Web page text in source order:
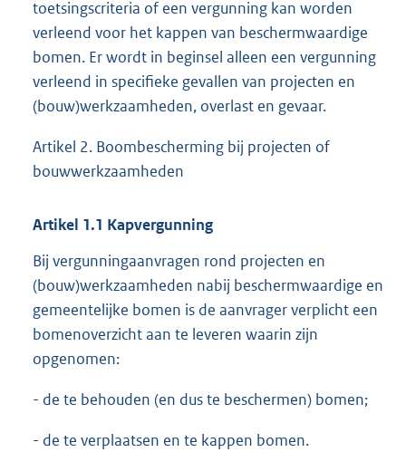
toetsingscriteria of een vergunning kan worden
verleend voor het kappen van beschermwaardige
bomen. Er wordt in beginsel alleen een vergunning
verleend in specifieke gevallen van projecten en
(bouw)werkzaamheden, overlast en gevaar.
Artikel 2. Boombescherming bij projecten of
bouwwerkzaamheden
Artikel 1.1 Kapvergunning
Bij vergunningaanvragen rond projecten en
(bouw)werkzaamheden nabij beschermwaardige en
gemeentelijke bomen is de aanvrager verplicht een
bomenoverzicht aan te leveren waarin zijn
opgenomen:
- de te behouden (en dus te beschermen) bomen;
- de te verplaatsen en te kappen bomen.